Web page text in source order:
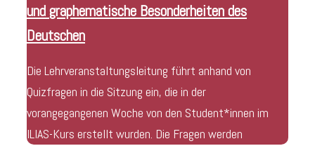
und graphematische Besonderheiten des
Deutschen
Die Lehrveranstaltungsleitung führt anhand von
Quizfragen in die Sitzung ein, die in der
vorangegangenen Woche von den Student*innen im
ILIAS-Kurs erstellt wurden. Die Fragen werden